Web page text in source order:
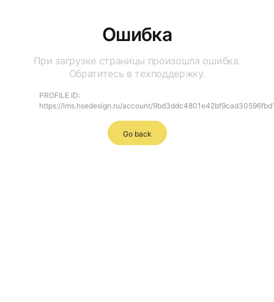
Ошибка
При загрузке страницы произошла ошибка.
Обратитесь в техподдержку.
PROFILE ID:
https://lms.hsedesign.ru/account/
Go back